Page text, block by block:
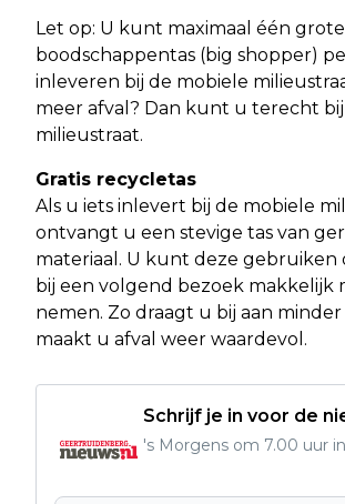
Let op: U kunt maximaal één
boodschappentas (big shopper)
inleveren bij de mobiele
meer afval? Dan kunt u terecht
milieustraat.
Gratis recycletas
Als u iets inlevert bij de mobiele
ontvangt u een stevige tas van
materiaal. U kunt deze gebruiken
bij een volgend bezoek makkelijk
nemen. Zo draagt u bij aan
maakt u afval weer waardevol.
Schrijf je in voor de
's Morgens om 7.00 uur